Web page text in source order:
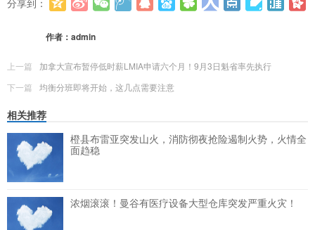
分享到：
作者： admin
上一篇
加拿大宣布暂停低时薪LMIA申请六个月！9月3日魁省率先执行
下一篇
均衡分班即将开始，这几点需要注意
相关推荐
橙县布雷亚突发山火，消防彻夜抢险遏制火势，火情全
面趋稳
浓烟滚滚！曼谷有医疗设备大型仓库突发严重火灾！